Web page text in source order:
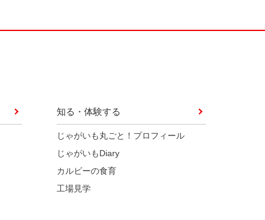
知る・体験する
じゃがいも丸ごと！プロフィール
じゃがいもDiary
カルビーの食育
工場見学